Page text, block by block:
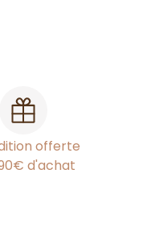
offerte
d'achat